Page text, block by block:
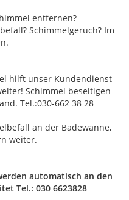
entfernen?
Schimmelgeruch? Im
hilft unser Kundendienst
Schimmel beseitigen
Tel.:030-662 38 28
an der Badewanne,
weiter.
automatisch an den
Tel.: 030 6623828